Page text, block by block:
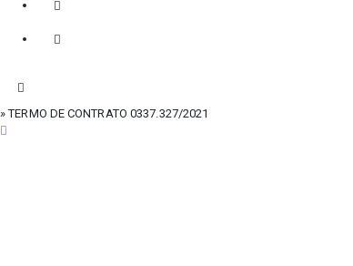
» TERMO DE CONTRATO 0337.327/2021